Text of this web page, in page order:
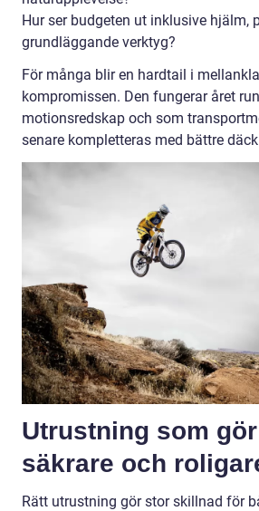
Hur ser budgeten ut inklusive hjälm,
grundläggande verktyg?
För många blir en hardtail i
kompromissen. Den fungerar året
motionsredskap och som
senare kompletteras med bättre
Utrustning som
säkrare och
Rätt utrustning gör stor skillnad för